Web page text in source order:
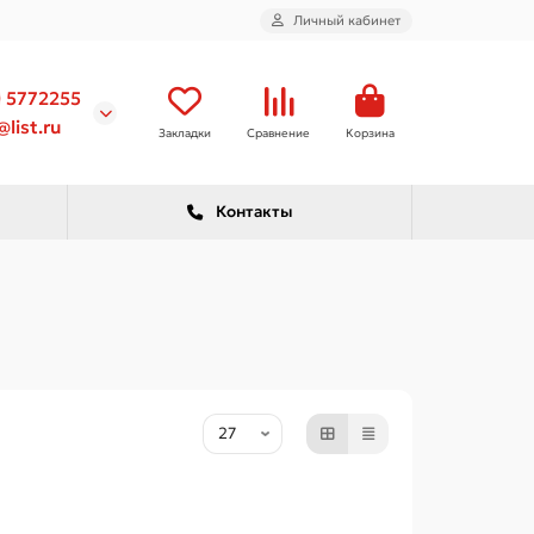
Личный кабинет
5772255
Закладки Сравнение Корзина
Контакты